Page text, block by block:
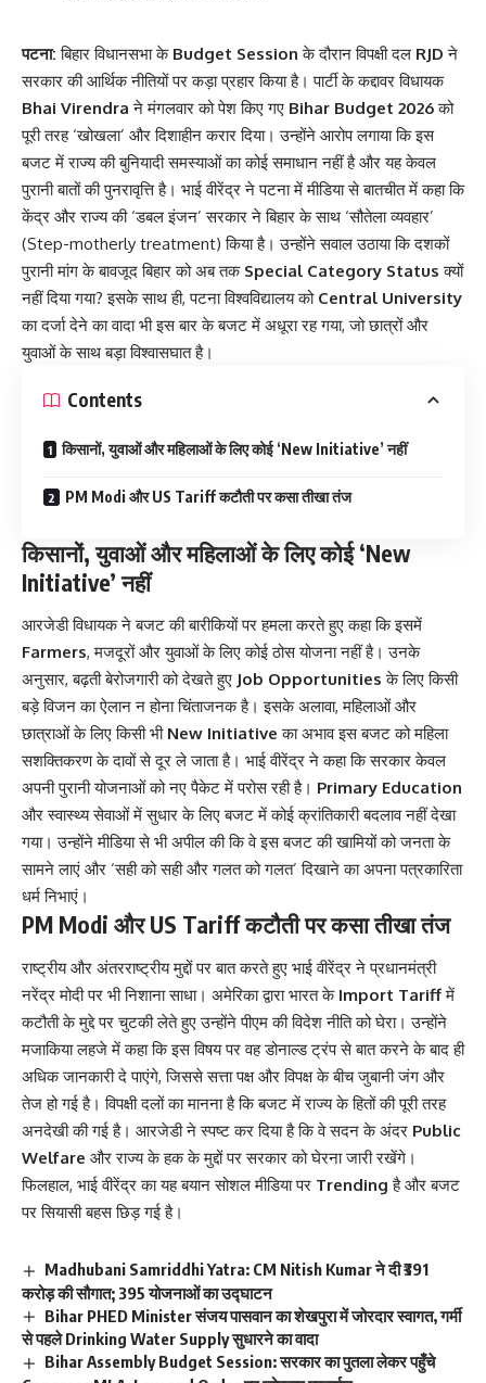
पटना: बिहार विधानसभा के Budget Session के दौरान विपक्षी दल RJD ने
सरकार की आर्थिक नीतियों पर कड़ा प्रहार किया है। पार्टी के कद्दावर विधायक
Bhai Virendra ने मंगलवार को पेश किए गए Bihar Budget 2026को
पूरी तरह ‘खोखला’ और दिशाहीन करार दिया। उन्होंने आरोप लगाया कि इस
बजट में राज्य की बुनियादी समस्याओं का कोई समाधान नहीं है और यह केवल
पुरानी बातों की पुनरावृत्ति है। भाई वीरेंद्र ने पटना में मीडिया से बातचीत में कहा कि
केंद्र और राज्य की ‘डबल इंजन’ सरकार ने बिहार के साथ ‘सौतेला व्यवहार’
(Step-motherly treatment) किया है। उन्होंने सवाल उठाया कि दशकों
पुरानी मांग के बावजूद बिहार को अब तक Special Category Status क्यों
नहीं दिया गया? इसके साथ ही, पटना विश्वविद्यालय को Central University
का दर्जा देने का वादा भी इस बार के बजट में अधूरा रह गया, जो छात्रों और
युवाओं के साथ बड़ा विश्वासघात है।
Contents
किसानों, युवाओं और महिलाओं के लिए कोई ‘New Initiative’ नहीं
PM Modi और US Tariff कटौती पर कसा तीखा तंज
किसानों, युवाओं और महिलाओं के लिए कोई ‘New
Initiative’ नहीं
आरजेडी विधायक ने बजट की बारीकियों पर हमला करते हुए कहा कि इसमें
Farmers, मजदूरों और युवाओं के लिए कोई ठोस योजना नहीं है। उनके
अनुसार, बढ़ती बेरोजगारी को देखते हुए Job Opportunities के लिए किसी
बड़े विजन का ऐलान न होना चिंताजनक है। इसके अलावा, महिलाओं और
छात्राओं के लिए किसी भी New Initiative का अभाव इस बजट को महिला
सशक्तिकरण के दावों से दूर ले जाता है। भाई वीरेंद्र ने कहा कि सरकार केवल
अपनी पुरानी योजनाओं को नए पैकेट में परोस रही है। Primary Education
और स्वास्थ्य सेवाओं में सुधार के लिए बजट में कोई क्रांतिकारी बदलाव नहीं देखा
गया। उन्होंने मीडिया से भी अपील की कि वे इस बजट की खामियों को जनता के
सामने लाएं और ‘सही को सही और गलत को गलत’ दिखाने का अपना पत्रकारिता
धर्म निभाएं।
PM Modi और US Tariff कटौती पर कसा तीखा तंज
राष्ट्रीय और अंतरराष्ट्रीय मुद्दों पर बात करते हुए भाई वीरेंद्र ने प्रधानमंत्री
नरेंद्र मोदी पर भी निशाना साधा। अमेरिका द्वारा भारत के Import Tariffमें
कटौती के मुद्दे पर चुटकी लेते हुए उन्होंने पीएम की विदेश नीति को घेरा। उन्होंने
मजाकिया लहजे में कहा कि इस विषय पर वह डोनाल्ड ट्रंप से बात करने के बाद ही
अधिक जानकारी दे पाएंगे, जिससे सत्ता पक्ष और विपक्ष के बीच जुबानी जंग और
तेज हो गई है। विपक्षी दलों का मानना है कि बजट में राज्य के हितों की पूरी तरह
अनदेखी की गई है। आरजेडी ने स्पष्ट कर दिया है कि वे सदन के अंदर Public
Welfare और राज्य के हक के मुद्दों पर सरकार को घेरना जारी रखेंगे।
फिलहाल, भाई वीरेंद्र का यह बयान सोशल मीडिया पर Trending है और बजट
पर सियासी बहस छिड़ गई है।
Madhubani Samriddhi Yatra: CM Nitish Kumar ने दी ₹391
करोड़ की सौगात; 395 योजनाओं का उद्घाटन
Bihar PHED Minister संजय पासवान का शेखपुरा में जोरदार स्वागत, गर्मी
से पहले Drinking Water Supply सुधारने का वादा
Bihar Assembly Budget Session: सरकार का पुतला लेकर पहुँचे